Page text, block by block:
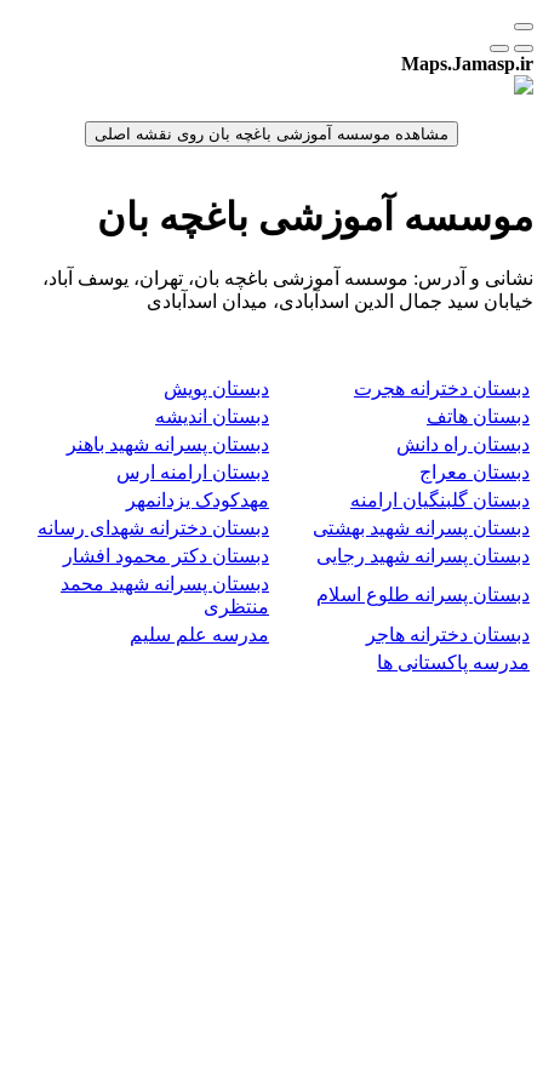
Maps.Jamasp.ir
موسسه آموزشی باغچه بان
نشانی و آدرس: موسسه آموزشی باغچه بان، تهران، یوسف آباد،
خیابان سید جمال الدین اسدآبادی، میدان اسدآبادی
دبستان دخترانه هجرت
دبستان پویش
دبستان هاتف
دبستان اندیشه
دبستان راه دانش
دبستان پسرانه شهید باهنر
دبستان معراج
دبستان ارامنه ارس
دبستان گلبنگیان ارامنه
مهدکودک یزدانمهر
دبستان پسرانه شهید بهشتی
دبستان دخترانه شهدای رسانه
دبستان پسرانه شهید رجایی
دبستان دکتر محمود افشار
دبستان پسرانه طلوع اسلام
دبستان پسرانه شهید محمد
منتظری
دبستان دخترانه هاجر
مدرسه علم سلیم
مدرسه پاکستانی ها